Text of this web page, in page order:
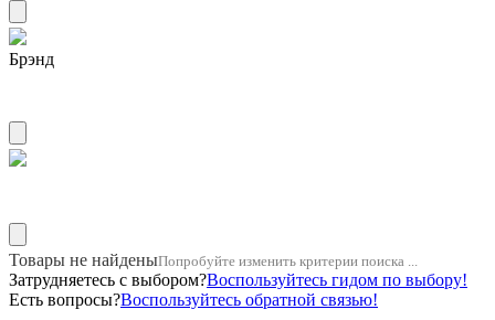
Брэнд
Товары не найденыПопробуйте изменить критерии поиска ...
Затрудняетесь с выбором?Воспользуйтесь гидом по выбору!
Есть вопросы?Воспользуйтесь обратной связью!